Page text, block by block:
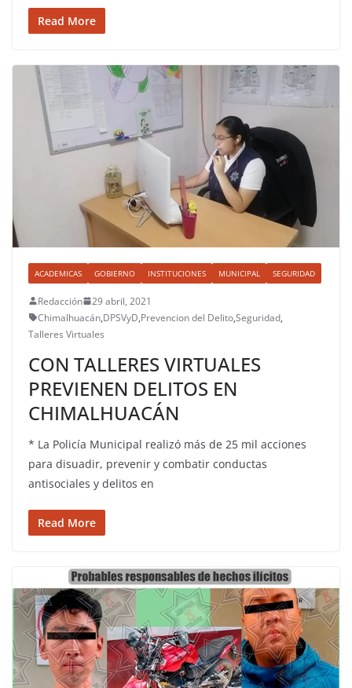
Read More
ACADEMICAS GOBIERNO INSTITUCIONES MUNICIPAL SEGURIDAD
Redacción
29 abril, 2021
Chimalhuacán,DPSVyD,Prevencion del Delito,Seguridad,
Talleres Virtuales
CON TALLERES VIRTUALES
PREVIENEN DELITOS EN
CHIMALHUACÁN
* La Policía Municipal realizó más de 25 mil acciones
para disuadir, prevenir y combatir conductas
antisociales y delitos en
Read More